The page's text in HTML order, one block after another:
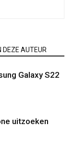
DEZE AUTEUR
Galaxy S22
uitzoeken